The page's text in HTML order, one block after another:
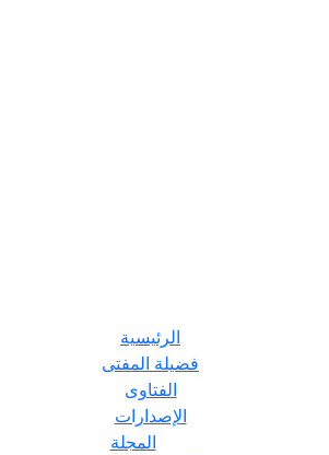
الرئيسية
فضيلة المفتى
الفتاوى
الإصدارات
المجلة